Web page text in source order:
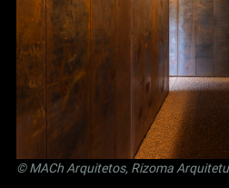
© MACh Arquitetos, Rizoma